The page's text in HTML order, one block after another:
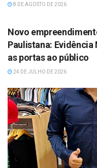
8 DE AGOSTO DE 2026
Novo
Paulistana:
as portas ao público
24 DE JULHO DE 2026